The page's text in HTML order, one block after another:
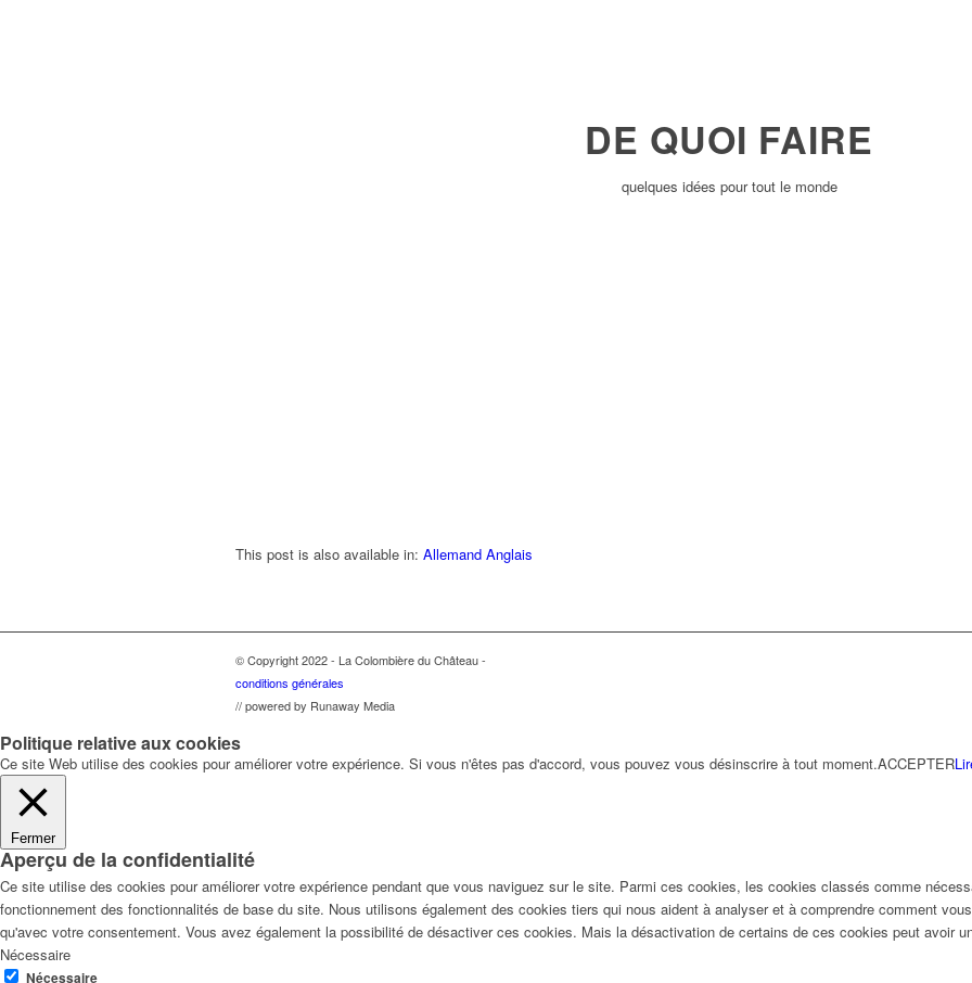
DE QUOI FAIRE
quelques idées pour tout le monde
This post is also available in: Allemand Anglais
© Copyright 2022 - La Colombière du Château -
conditions générales
// powered by Runaway Media
Politique relative aux cookies
Ce site Web utilise des cookies pour améliorer votre expérience. Si vous n'êtes pas d'accord, vous pouvez vous désinscrire à tout moment.ACCEPTER
Fermer
Aperçu de la confidentialité
Ce site utilise des cookies pour améliorer votre expérience pendant que vous naviguez sur le site. Parmi ces cookies, les cookies classés comme
fonctionnement des fonctionnalités de base du site. Nous utilisons également des cookies tiers qui nous aident à analyser et à comprendre comment
qu'avec votre consentement. Vous avez également la possibilité de désactiver ces cookies. Mais la désactivation de certains de ces cookies peut avoir
Nécessaire
Nécessaire